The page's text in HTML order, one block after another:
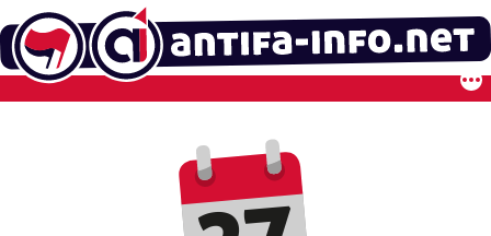
Zum
Inhalt
springen